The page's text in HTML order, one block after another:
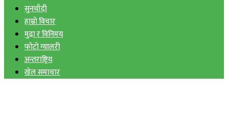
सुनचाँदी
हाम्रो विचार
मुद्रा र विनिमय
फोटो ग्यालरी
अन्तराष्ट्रिय
खेल समाचार